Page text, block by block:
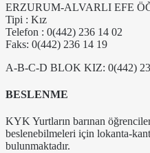
ERZURUM-ALVARLI EFE
Tipi : Kız
Telefon : 0(442) 236 14 02
Faks: 0(442) 236 14 19
A-B-C-D BLOK KIZ: 0(442)
BESLENME
KYK Yurtların barınan
beslenebilmeleri için lokanta-
bulunmaktadır.